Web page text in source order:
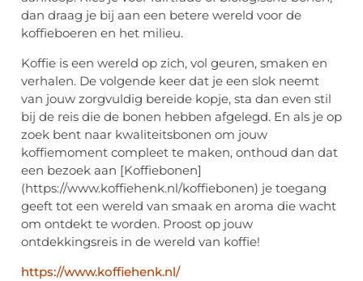
dan draag je bij aan een betere wereld voor de
koffieboeren en het milieu.
Koffie is een wereld op zich, vol geuren, smaken en
verhalen. De volgende keer dat je een slok neemt
van jouw zorgvuldig bereide kopje, sta dan even stil
bij de reis die de bonen hebben afgelegd. En als je op
zoek bent naar kwaliteitsbonen om jouw
koffiemoment compleet te maken, onthoud dan dat
een bezoek aan [Koffiebonen]
(https://www.koffiehenk.nl/koffiebonen) je toegang
geeft tot een wereld van smaak en aroma die wacht
om ontdekt te worden. Proost op jouw
ontdekkingsreis in de wereld van koffie!
https://www.koffiehenk.nl/